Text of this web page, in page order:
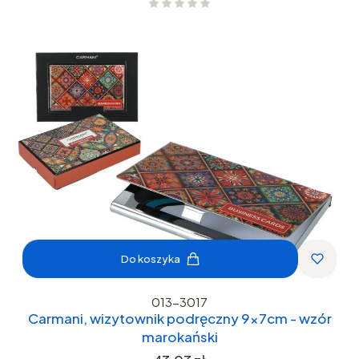
Do koszyka
013-3017
Carmani, wizytownik podręczny 9x7cm - wzór
marokański